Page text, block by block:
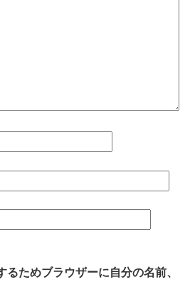
るためブラウザーに自分の名前、